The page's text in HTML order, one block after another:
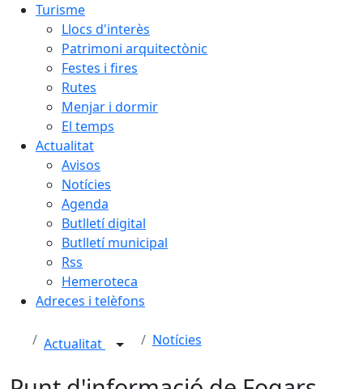
Turisme
Llocs d'interès
Patrimoni arquitectònic
Festes i fires
Rutes
Menjar i dormir
El temps
Actualitat
Avisos
Notícies
Agenda
Butlletí digital
Butlletí municipal
Rss
Hemeroteca
Adreces i telèfons
Actualitat Notícies